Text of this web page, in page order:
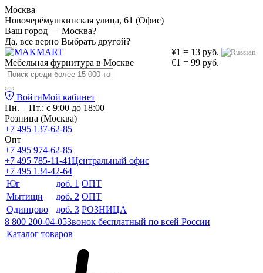
Москва
Новочерёмушкинская улица, 61 (Офис)
Ваш город — Москва?
Да, все верно Выбрать другой?
¥1 = 13 руб.
€1 = 99 руб.
Мебельная фурнитура в Москве
ВойтиМой кабинет
Пн. – Пт.: с 9:00 до 18:00
Розница (Москва)
+7 495 137-62-85
Опт
+7 495 974-62-85
+7 495 785-11-41Центральный офис
+7 495 134-42-64
Юг
доб. 1 ОПТ
Мытищи
доб. 2 ОПТ
Одинцово
доб. 3 РОЗНИЦА
8 800 200-04-05Звонок бесплатный по всей России
Каталог товаров